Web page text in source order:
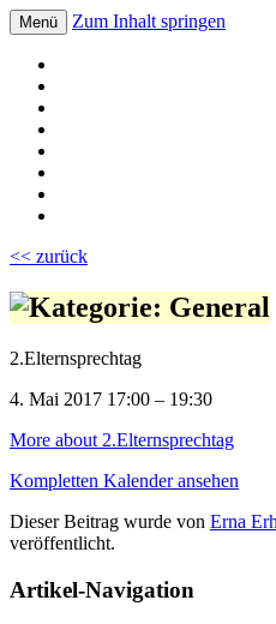
Volksschule
Menü Zum Inhalt springen
<< zurück
2.Elternsprechtag
4. Mai 2017 17:00 – 19:30
More about 2.Elternsprechtag
Kompletten Kalender ansehen
Dieser Beitrag wurde von Erna
veröffentlicht.
Artikel-Navigation